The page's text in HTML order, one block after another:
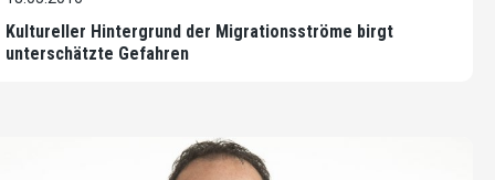
Kultureller Hintergrund der Migrationsströme birgt
unterschätzte Gefahren